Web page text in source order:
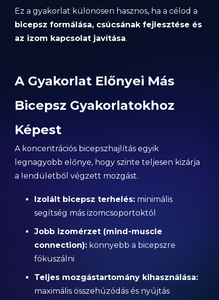
Ez a gyakorlat különösen hasznos, ha a célod a
bicepsz formálása, csúcsának fejlesztése és
az izom kapcsolat javítása.
A Gyakorlat Előnyei Más
Bicepsz Gyakorlatokhoz
Képest
A koncentrációs bicepszhajlítás egyik
legnagyobb előnye, hogy szinte teljesen kizárja
a lendületből végzett mozgást.
Izolált bicepsz terhelés: minimális
segítség más izomcsoportoktól
Jobb izomérzet (mind-muscle
connection): könnyebb a bicepszre
fókuszálni
Teljes mozgástartomány kihasználása:
maximális összehúzódás és nyújtás